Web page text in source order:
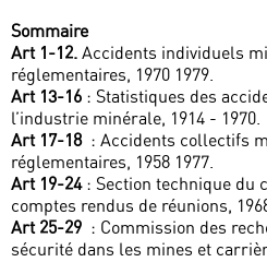
Sommaire
Art 1-12. Accidents individuels
réglementaires, 1970 1979.
Art 13-16 : Statistiques des
l’industrie minérale, 1914 - 1970.
Art 17-18 : Accidents collectifs
réglementaires, 1958 1977.
Art 19-24: Section technique du
comptes rendus de réunions,
Art 25-29 : Commission des
sécurité dans les mines et